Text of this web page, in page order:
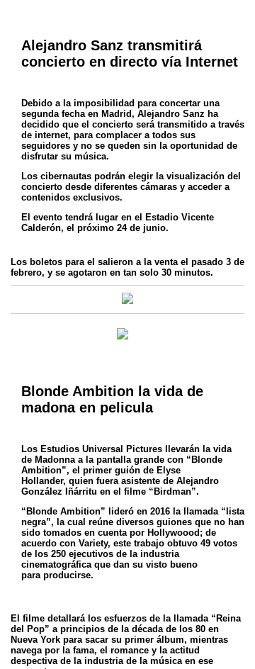
Alejandro Sanz transmitirá
concierto en directo vía Internet
Debido a la imposibilidad para concertar una
segunda fecha en Madrid, Alejandro Sanz ha
decidido que el concierto será transmitido a través
de internet, para complacer a todos sus
seguidores y no se queden sin la oportunidad de
disfrutar su música.
Los cibernautas podrán elegir la visualización del
concierto desde diferentes cámaras y acceder a
contenidos exclusivos.
El evento tendrá lugar en el Estadio Vicente
Calderón, el próximo 24 de junio.
Los boletos para el salieron a la venta el pasado 3 de
febrero, y se agotaron en tan solo 30 minutos.
Blonde Ambition la vida de
madona en pelicula
Los Estudios Universal Pictures llevarán la vida
de Madonna a la pantalla grande con “Blonde
Ambition”, el primer guión de Elyse
Hollander, quien fuera asistente de Alejandro
González Iñárritu en el filme “Birdman”.
“Blonde Ambition” lideró en 2016 la llamada “lista
negra”, la cual reúne diversos guiones que no han
sido tomados en cuenta por Hollywoood; de
acuerdo con Variety, este trabajo obtuvo 49 votos
de los 250 ejecutivos de la industria
cinematográfica que dan su visto bueno
para producirse.
El filme detallará los esfuerzos de la llamada “Reina
del Pop” a principios de la década de los 80 en
Nueva York para sacar su primer álbum, mientras
navega por la fama, el romance y la actitud
despectiva de la industria de la música en ese